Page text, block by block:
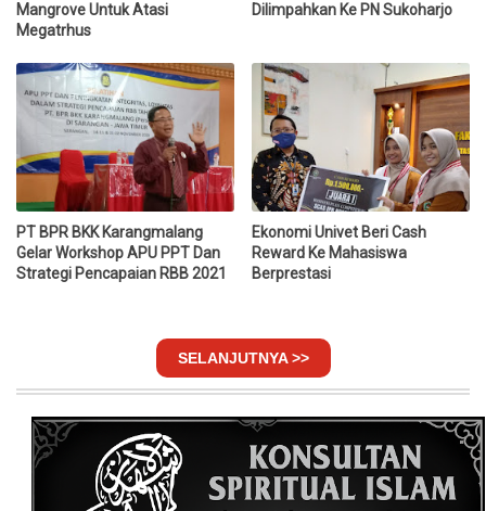
Mangrove Untuk Atasi
Megatrhus
Dilimpahkan Ke PN Sukoharjo
PT BPR BKK Karangmalang
Gelar Workshop APU PPT Dan
Strategi Pencapaian RBB 2021
Ekonomi Univet Beri Cash
Reward Ke Mahasiswa
Berprestasi
SELANJUTNYA >>